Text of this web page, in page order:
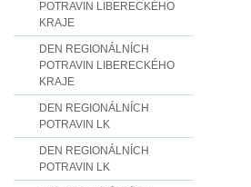
POTRAVIN LIBERECKÉHO
KRAJE
DEN REGIONÁLNÍCH
POTRAVIN LIBERECKÉHO
KRAJE
DEN REGIONÁLNÍCH
POTRAVIN LK
DEN REGIONÁLNÍCH
POTRAVIN LK